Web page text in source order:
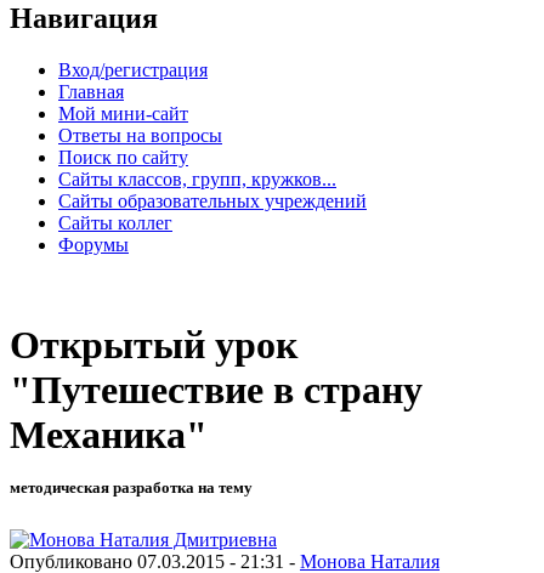
Навигация
Вход/регистрация
Главная
Мой мини-сайт
Ответы на вопросы
Поиск по сайту
Сайты классов, групп, кружков...
Сайты образовательных учреждений
Сайты коллег
Форумы
Открытый урок
"Путешествие в страну
Механика"
методическая разработка на тему
Опубликовано 07.03.2015 - 21:31 - Монова Наталия